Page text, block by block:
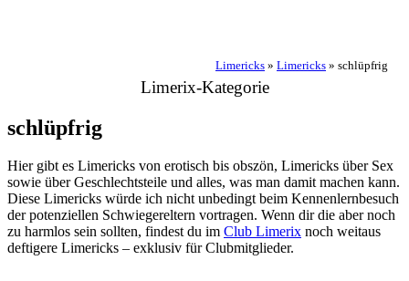
Limericks » Limericks » schlüpfrig
Limerix-Kategorie
schlüpfrig
Hier gibt es Limericks von erotisch bis obszön, Limericks über Sex
sowie über Geschlechtsteile und alles, was man damit machen kann.
Diese Limericks würde ich nicht unbedingt beim Kennenlernbesuch
der potenziellen Schwiegereltern vortragen. Wenn dir die aber noch
zu harmlos sein sollten, findest du im Club Limerix noch weitaus
deftigere Limericks – exklusiv für Clubmitglieder.